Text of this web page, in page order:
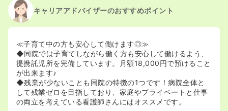
キャリアアドバイザーのおすすめポイント
≪子育て中の方も安心して働けます◎≫
◆同院では子育てしながら働く方も安心して働けるよう、
提携託児所を完備しています。月額18,000円で預けること
が出来ます♪
◆残業が少ないことも同院の特徴の1つです！病院全体と
して残業ゼロを目指しており、家庭やプライベートと仕事
の両立を考えている看護師さんにはオススメです。